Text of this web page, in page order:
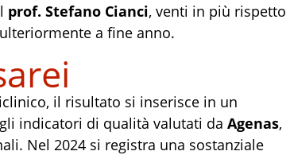
prof. Stefano Cianci, venti in più rispetto
a fine anno.
il risultato si inserisce in un
indicatori di qualità valutati da Agenas,
Nel 2024 si registra una sostanziale